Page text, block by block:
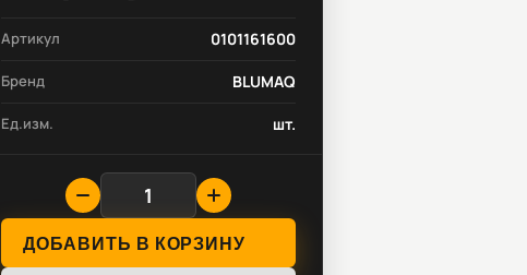
Артикул 0101161600
Бренд BLUMAQ
Ед.изм. шт.
ДОБАВИТЬ В КОРЗИНУ